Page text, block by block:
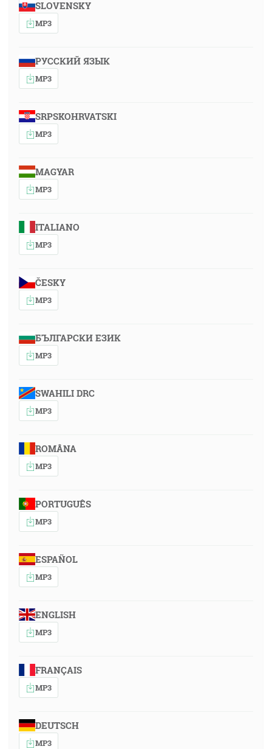
SLOVENSKY
MP3
РУССКИЙ ЯЗЫК
MP3
SRPSKOHRVATSKI
MP3
MAGYAR
MP3
ITALIANO
MP3
ČESKY
MP3
БЪЛГАРСКИ ЕЗИК
MP3
SWAHILI DRC
MP3
ROMÂNA
MP3
PORTUGUÊS
MP3
ESPAÑOL
MP3
ENGLISH
MP3
FRANÇAIS
MP3
DEUTSCH
MP3